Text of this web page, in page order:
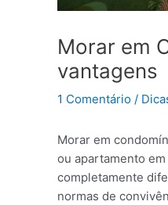
Morar em
vantagens
1 Comentário /
Morar em
ou apartamento
completamente
normas de